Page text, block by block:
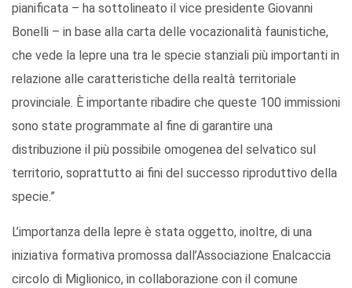
pianificata – ha sottolineato il vice presidente Giovanni
Bonelli – in base alla carta delle vocazionalità faunistiche,
che vede la lepre una tra le specie stanziali più importanti in
relazione alle caratteristiche della realtà territoriale
provinciale. È importante ribadire che queste 100 immissioni
sono state programmate al fine di garantire una
distribuzione il più possibile omogenea del selvatico sul
territorio, soprattutto ai fini del successo riproduttivo della
specie.”
L’importanza della lepre è stata oggetto, inoltre, di una
iniziativa formativa promossa dall’Associazione Enalcaccia
circolo di Miglionico, in collaborazione con il comune